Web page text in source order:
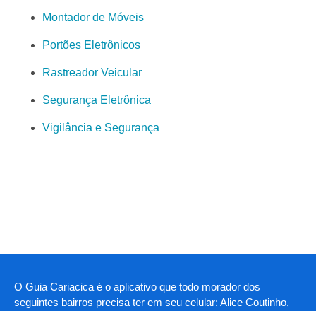
Montador de Móveis
Portões Eletrônicos
Rastreador Veicular
Segurança Eletrônica
Vigilância e Segurança
O Guia Cariacica é o aplicativo que todo morador dos
seguintes bairros precisa ter em seu celular: Alice Coutinho,